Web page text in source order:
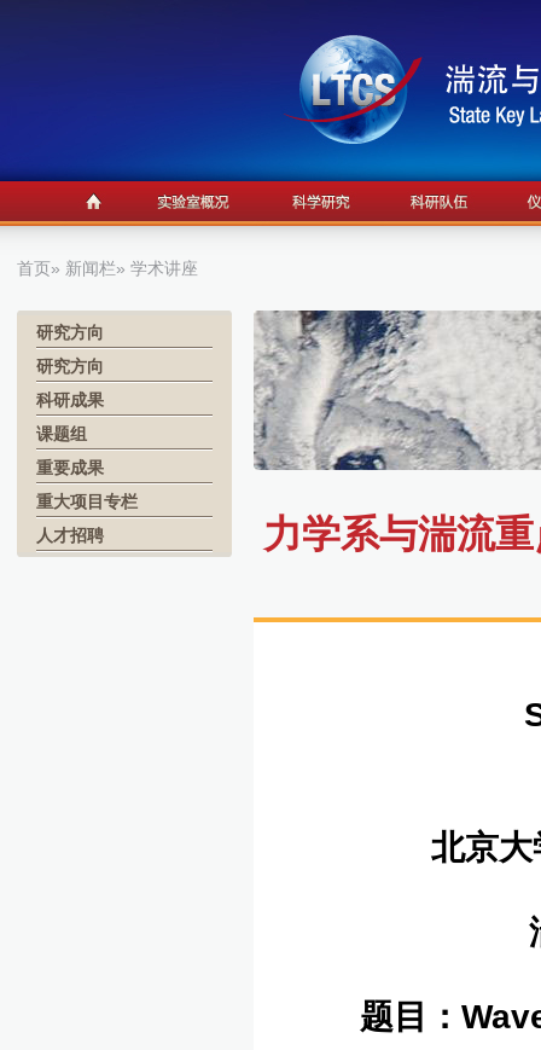
首页» 新闻栏» 学术讲座
研究方向
研究方向
科研成果
课题组
重要成果
重大项目专栏
人才招聘
力学系与湍流
北京大
湍
题目：